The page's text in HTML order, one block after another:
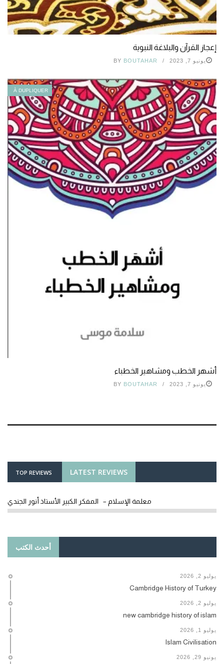
إعجاز القرآن والبلاغة النبوية
يونيو 7, 2023 BY BOUTAHAR
À DUPLIQUER
أشهر الخطب ومشاهير الخطباء
يونيو 7, 2023 BY BOUTAHAR
LATEST REVIEWS
TOP REVIEWS
معلمة الإسلام – المفكر الكبير الأستاذ أنور الجندي
أحدث الكتب
يوليو 2, 2026
Cambridge History of Turkey
يوليو 2, 2026
new cambridge history of islam
يوليو 1, 2026
Islam Civilisation
يونيو 29, 2026